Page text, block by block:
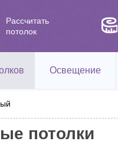
Рассчитать
потолок
Освещение
потолки